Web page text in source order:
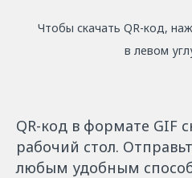
Чтобы скачать QR-код,
в левом
QR-код в формате GIF
рабочий стол.
любым удобным